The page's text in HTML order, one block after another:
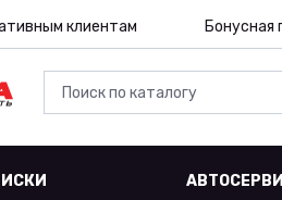
клиентам Бонусная